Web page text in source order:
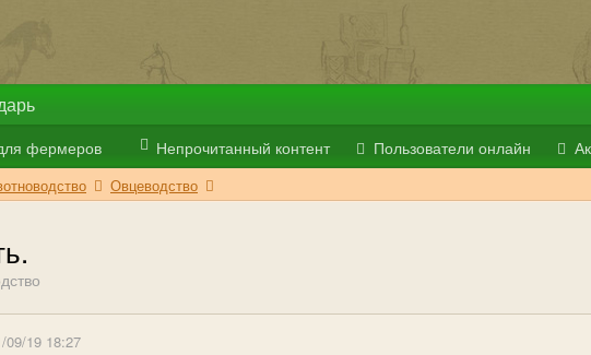
фермеров Непрочитанный контент Пользователи онлайн
Овцеводство
09/19 18:27